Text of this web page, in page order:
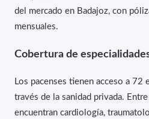
del mercado en Badajoz, con
mensuales.
Cobertura de
Los pacenses tienen acceso a 72
través de la sanidad privada.
encuentran cardiología,